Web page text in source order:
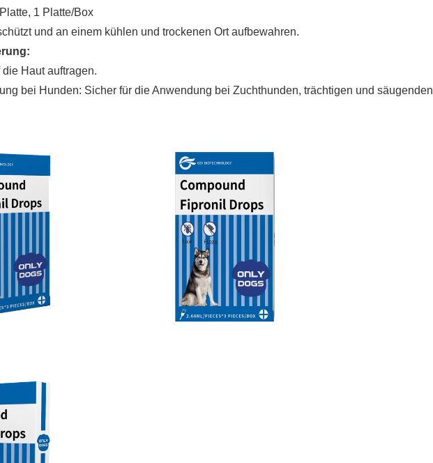
1 Platte/Box
und an einem kühlen und trockenen Ort aufbewahren.
Haut auftragen.
bei Hunden: Sicher für die Anwendung bei Zuchthunden, trächtigen und säugenden